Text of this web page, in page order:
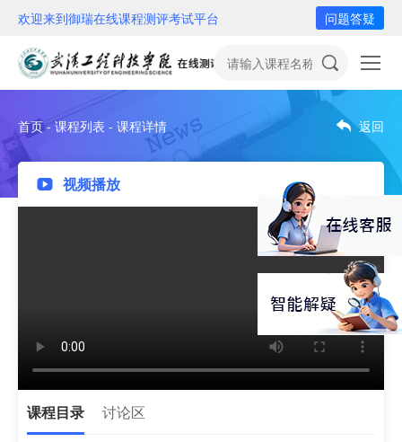
欢迎来到御瑞在线课程测评考试平台 问题答疑
首页 - 课程列表 - 课程详情 返回
视频播放
课程目录 讨论区